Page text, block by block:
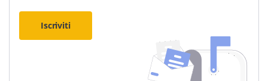
Iscriviti